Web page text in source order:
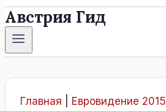
Австрия Гид
Главная Евровидение 2015